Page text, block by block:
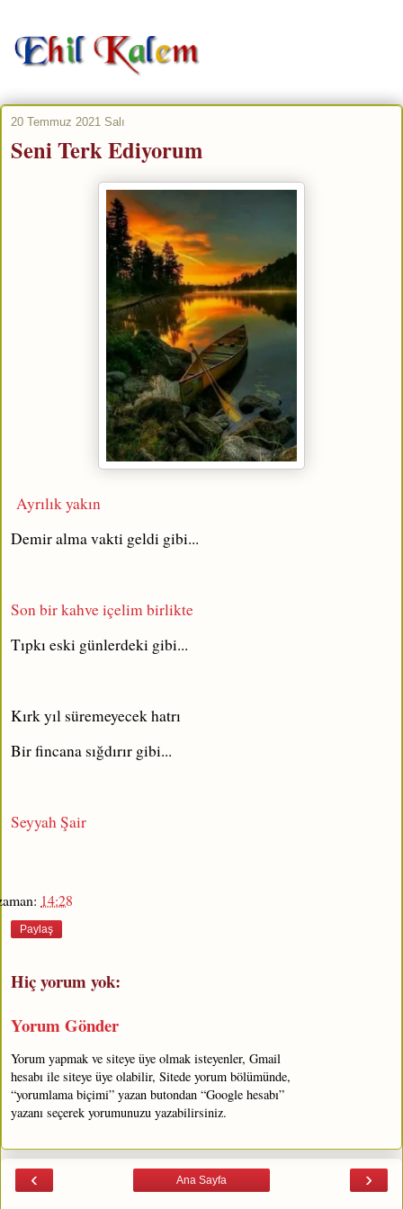
20 Temmuz 2021 Salı
Seni Terk Ediyorum
Ayrılık yakın
Demir alma vakti geldi gibi...
Son bir kahve içelim birlikte
Tıpkı eski günlerdeki gibi...
Kırk yıl süremeyecek hatrı
Bir fincana sığdırır gibi...
Seyyah Şair
14:28
Paylaş
Hiç yorum yok:
Yorum Gönder
Yorum yapmak ve siteye üye olmak isteyenler, Gmail
hesabı ile siteye üye olabilir, Sitede yorum bölümünde,
“yorumlama biçimi” yazan butondan “Google hesabı”
yazanı seçerek yorumunuzu yazabilirsiniz.
‹ ›
Ana Sayfa